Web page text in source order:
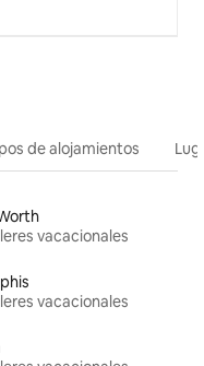
de alojamientos
vacacionales
vacacionales